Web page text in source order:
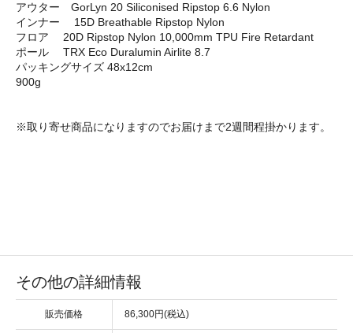
アウター GorLyn 20 Siliconised Ripstop 6.6 Nylon
インナー 15D Breathable Ripstop Nylon
フロア 20D Ripstop Nylon 10,000mm TPU Fire Retardant
ポール TRX Eco Duralumin Airlite 8.7
パッキングサイズ 48x12cm
900g
※取り寄せ商品になりますのでお届けまで2週間程掛かります。
その他の詳細情報
販売価格 86,300円(税込)